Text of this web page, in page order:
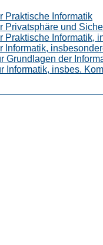
Praktische Informatik
Privatsphäre und
Praktische Informatik,
Informatik,
Grundlagen der
Informatik, insbes.